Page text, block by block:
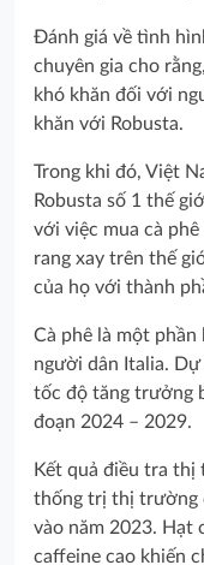
Đánh giá về tình
chuyên gia cho
khó khăn đối với
khăn với Robusta.
Trong khi đó, Việt
Robusta số 1 thế
với việc mua cà phê
rang xay trên thế
của họ với thành
Cà phê là một
người dân Italia.
tốc độ tăng trưởng
đoạn 2024 – 2029.
Kết quả điều tra thị
thống trị thị trường
vào năm 2023. Hạt
caffeine cao khiến